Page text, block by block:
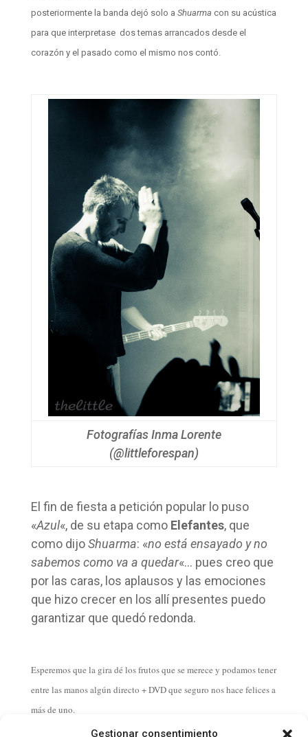
Gestionar consentimiento
posteriormente la banda dejó solo a Shuarma con su acústica
para que interpretase dos temas arrancados desde el
corazón y el pasado como el mismo nos contó.
Fotografías Inma Lorente
(@littleforespan)
El fin de fiesta a petición popular lo puso
«Azul«, de su etapa como Elefantes, que
como dijoShuarma: «no está ensayado y no
sabemos como va a quedar«… pues creo que
por las caras, los aplausos y las emociones
que hizo crecer en los allí presentes puedo
garantizar que quedó redonda.
Esperemos que la gira dé los frutos que se merece y podamos tener
entre las manos algún directo + DVD que seguro nos hace felices a
más de uno.
(Ver galería completa de fotos del concierto)